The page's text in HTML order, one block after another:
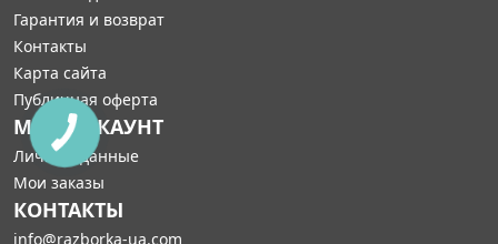
Гарантия и возврат
Контакты
Карта сайта
Публичная оферта
МОЙ АККАУНТ
Личные данные
Мои заказы
КОНТАКТЫ
info@razborka-ua.com